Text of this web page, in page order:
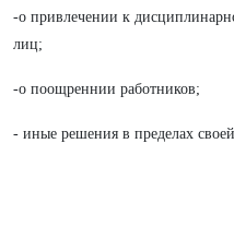
-о привлечении к
лиц;
-о поощреннии работников;
- иные решения в пределах